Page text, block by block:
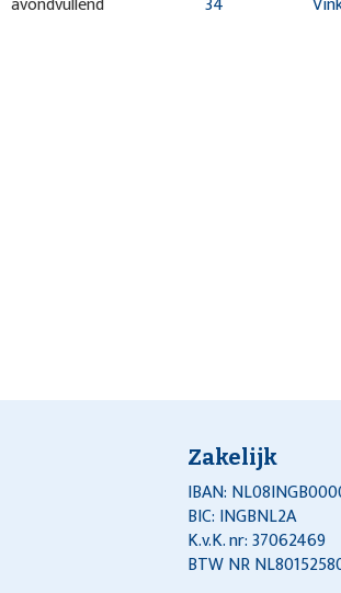
Zakelijk
IBAN:
BIC: INGBNL2A
K.v.K. nr: 37062469
BTW NR